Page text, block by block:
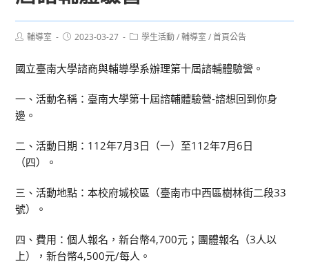
Post輔導室
Post2023-03-27
Post學生活動 / 輔導室 / 首頁公告
國立臺南大學諮商與輔導學系辦理第十屆諮輔體驗營。
一、活動名稱：臺南大學第十屆諮輔體驗營-諮想回到你身
邊。
二、活動日期：112年7月3日（一）至112年7月6日
（四）。
三、活動地點：本校府城校區（臺南市中西區樹林街二段33
號）。
四、費用：個人報名，新台幣4,700元；團體報名（3人以
上），新台幣4,500元/每人。